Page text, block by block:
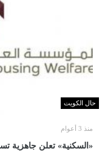
حال الكويت
منذ 3 أعوام